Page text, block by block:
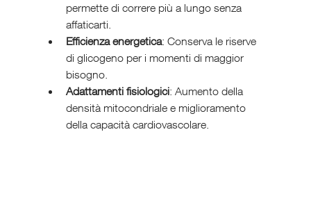
permette di correre più a lungo senza
affaticarti.
Efficienza energetica: Conserva le riserve
di glicogeno per i momenti di maggior
bisogno.
Adattamenti fisiologici: Aumento della
densità mitocondriale e miglioramento
della capacità cardiovascolare.